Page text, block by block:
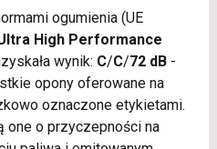
ogumienia (UE
High Performance
wynik: C/C/72 dB-
opony oferowane na
oznaczone etykietami.
one o przyczepności na